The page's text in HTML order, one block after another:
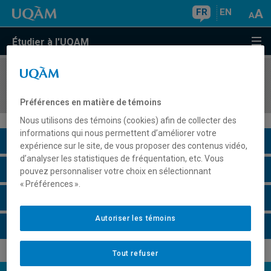
FR EN
Étudier à l'UQAM
COURS//
Description du cours
Horaire - Été 2026
Préférences en matière de témoins
Nous utilisons des témoins (cookies) afin de collecter des
informations qui nous permettent d’améliorer votre
expérience sur le site, de vous proposer des contenus vidéo,
d’analyser les statistiques de fréquentation, etc. Vous
pouvez personnaliser votre choix en sélectionnant
« Préférences ».
Tout refuser
Autoriser les témoins